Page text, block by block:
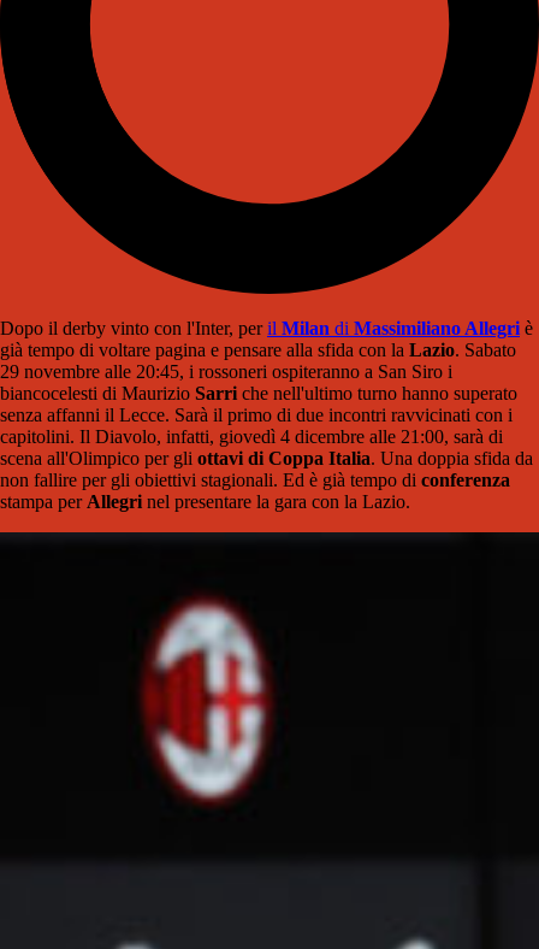
Dopo il derby vinto con l'Inter, peril Milan di Massimiliano Allegriè
già tempo di voltare pagina e pensare alla sfida con la Lazio. Sabato
29 novembre alle 20:45, i rossoneri ospiteranno a San Siro i
biancocelesti di Maurizio Sarriche nell'ultimo turno hanno superato
senza affanni il Lecce. Sarà il primo di due incontri ravvicinati con i
capitolini. Il Diavolo, infatti, giovedì 4 dicembre alle 21:00, sarà di
scena all'Olimpico per gli ottavi di Coppa Italia. Una doppia sfida da
non fallire per gli obiettivi stagionali. Ed è già tempo di conferenza
stampa perAllegrinel presentare la gara con la Lazio.